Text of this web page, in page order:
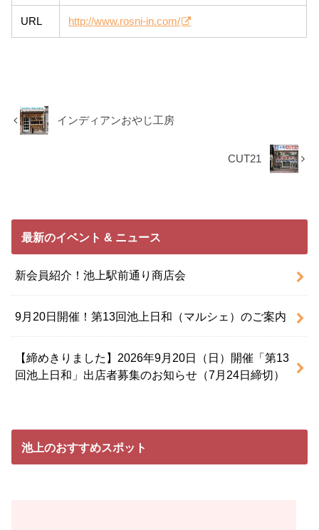
URL http://www.rosni-in.com/
インディアンおやじ工房
CUT21
最新のイベント & ニュース
新会員紹介！池上駅前通り商店会
9月20日開催！第13回池上日和（マルシェ）のご案内
【締めきりました】2026年9月20日（日）開催「第13
回池上日和」出店者募集のお知らせ（7月24日締切）
池上のおすすめスポット